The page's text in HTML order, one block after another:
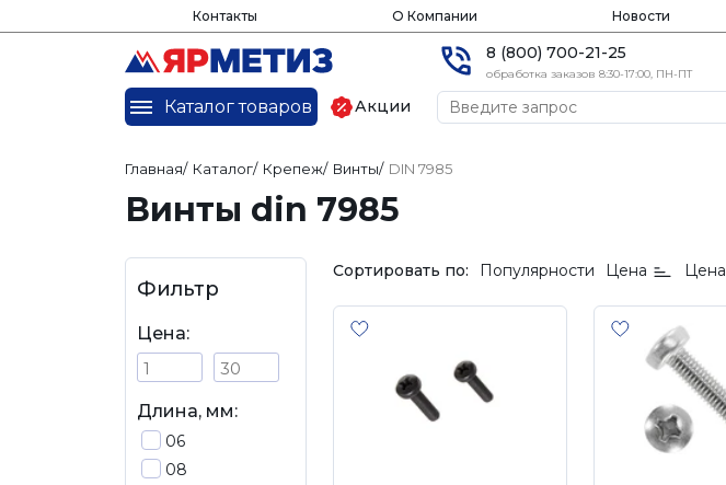
Контакты О Компании Новости
8 (800) 700-21-25
обработка заказов 8:30-17:00, ПН-ПТ
Каталог товаров Акции
Главная/ Каталог/ Крепеж/ Винты/ DIN 7985
Винты din 7985
Фильтр
Цена:
Длина, мм:
06
08
Сортировать по: Популярности Цена Цена